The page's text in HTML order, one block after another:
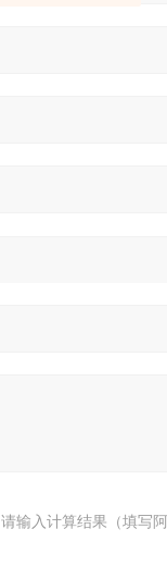
请输入计算结果（填写